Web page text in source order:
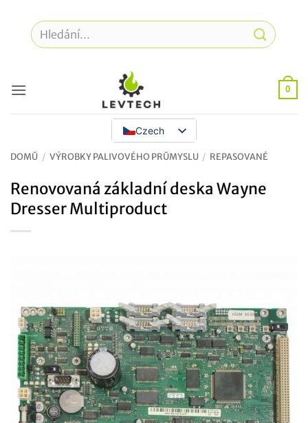
obsah
Hledat:
0
Czech
DOMŮ / VÝROBKY PALIVOVÉHO PRŮMYSLU / REPASOVANÉ
Renovovaná základní deska Wayne
Dresser Multiproduct